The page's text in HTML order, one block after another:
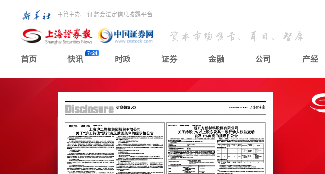
主管主办 证监会法定信息披露平台
首页 快讯 时政 证券 金融 公司 产经